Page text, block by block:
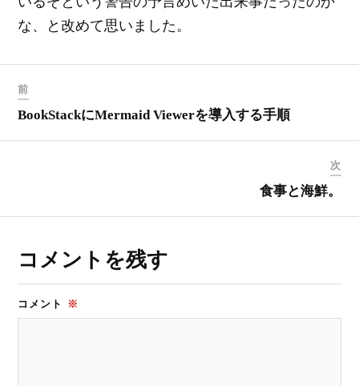
な、と改めて思いました。
前
BookStackにMermaid Viewerを導入する手順
次
食事と海鮮。
コメントを残す
コメント ※